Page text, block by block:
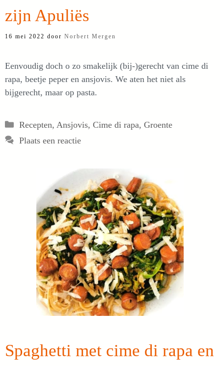
zijn Apuliës
16 mei 2022 door Norbert Mergen
Eenvoudig doch o zo smakelijk (bij-)gerecht van cime di
rapa, beetje peper en ansjovis. We aten het niet als
bijgerecht, maar op pasta.
Categorieën
Recepten, Ansjovis, Cime di rapa, Groente
Plaats een reactie
Spaghetti met cime di rapa en